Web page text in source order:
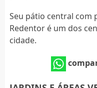
Seu pátio central com
Redentor é um dos
cidade.